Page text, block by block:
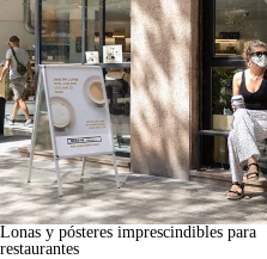
Lonas y pósteres imprescindibles para
restaurantes